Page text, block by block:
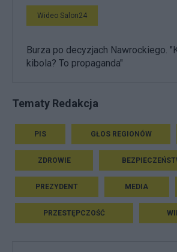
Wideo Salon24
Burza po decyzjach Nawrockiego.
kibola? To propaganda"
Tematy Redakcja
PIS GŁOS REGIONÓW
ZDROWIE
PREZYDENT MEDIA
PRZESTĘPCZOŚĆ